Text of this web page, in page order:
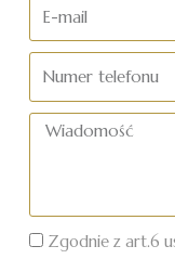
mail
telefonu
Wiadomość
Zgodnie z art.6